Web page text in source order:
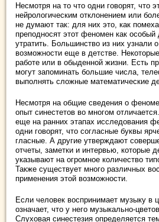
Несмотря на то что одни говорят, что
нейрологическим отклонением или
не думают так: для них это, как
преподносят этот феномен как особый
утратить. Большинство из них узнали
возможности еще в детстве.
работе или в обыденной жизни. Есть
могут запоминать большие числа,
выполнять сложные математические
Несмотря на общие сведения о
опыт синестетов во многом
еще на ранних этапах исследования
одни говорят, что согласные буквы
гласные. А другие утверждают
отчеты, заметки и интервью, которые
указывают на огромное количество
Также существует много различных
применения этой возможности.
Если человек воспринимает музыку в
означает, что у него музыкально-
Слуховая синестезия определяется